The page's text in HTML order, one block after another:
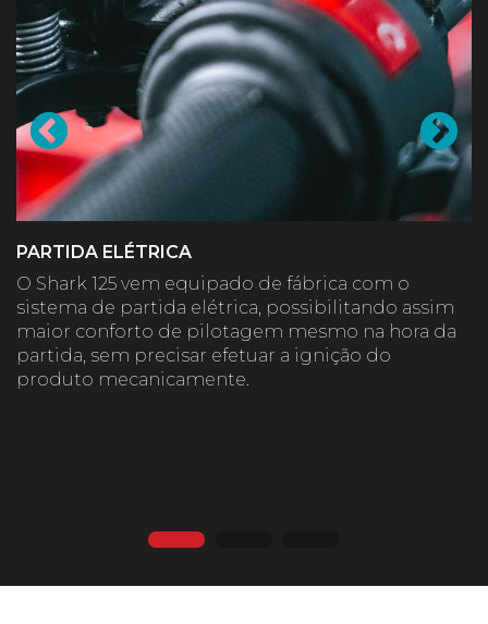
PARTIDA ELÉTRICA
O Shark 125 vem equipado de fábrica com o
sistema de partida elétrica, possibilitando assim
maior conforto de pilotagem mesmo na hora da
partida, sem precisar efetuar a ignição do
produto mecanicamente.